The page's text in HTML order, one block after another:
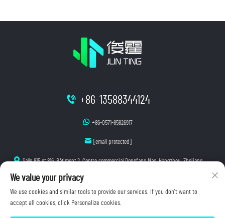
+86-13588344124
+86-0571-85826917
[email protected]
Salle 815 et 816, Bâtiment 2, Centre commercial Dongfang Mao, Hangzhou, Zhejiang
We value your privacy
We use cookies and similar tools to provide our services. If you don't want to
accept all cookies, click Personalize cookies.